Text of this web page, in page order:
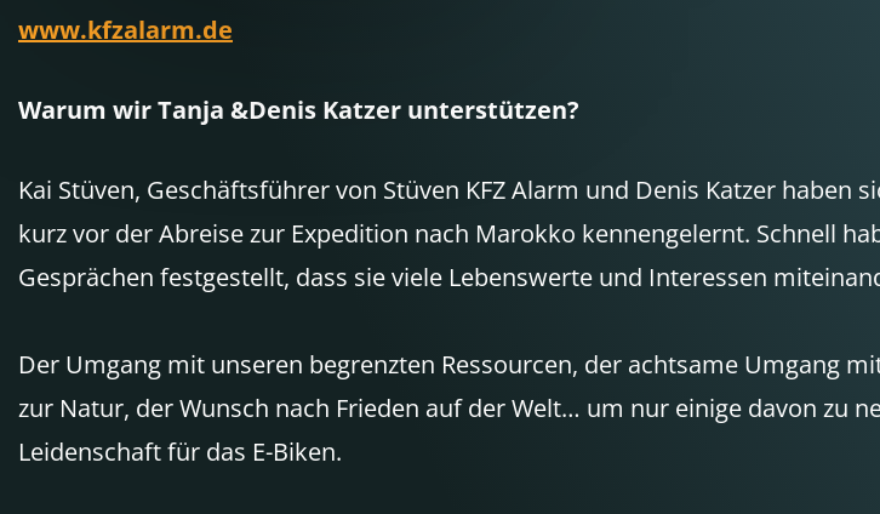
www.kfzalarm.de
Warum wir Tanja &Denis Katzer unterstützen?
Kai Stüven, Geschäftsführer von Stüven KFZ Alarm und Denis Katzer haben
kurz vor der Abreise zur Expedition nach Marokko kennengelernt. Schnell
Gesprächen festgestellt, dass sie viele Lebenswerte und Interessen
Der Umgang mit unseren begrenzten Ressourcen, der achtsame Umgang
zur Natur, der Wunsch nach Frieden auf der Welt… um nur einige davon zu
Leidenschaft für das E-Biken.